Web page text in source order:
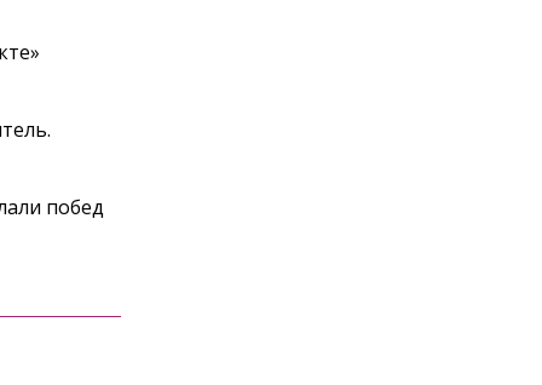
побед